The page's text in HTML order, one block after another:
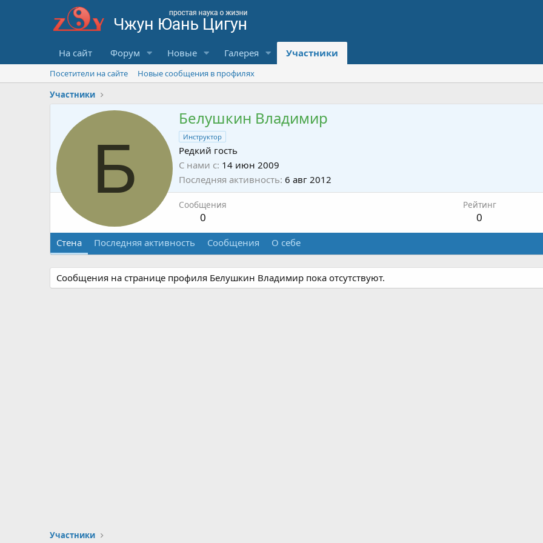
На сайт Форум Новые Галерея Участники
Посетители на сайте
Новые сообщения в профилях
Участники
Б
Белушкин Владимир
Инструктор
Редкий гость
С нами с 14 июн 2009
Последняя активность 6 авг 2012
Сообщения
0
Рейтинг
0
Стена Последняя активность Сообщения О себе
Сообщения на странице профиля Белушкин Владимир пока отсутствуют.
Участники